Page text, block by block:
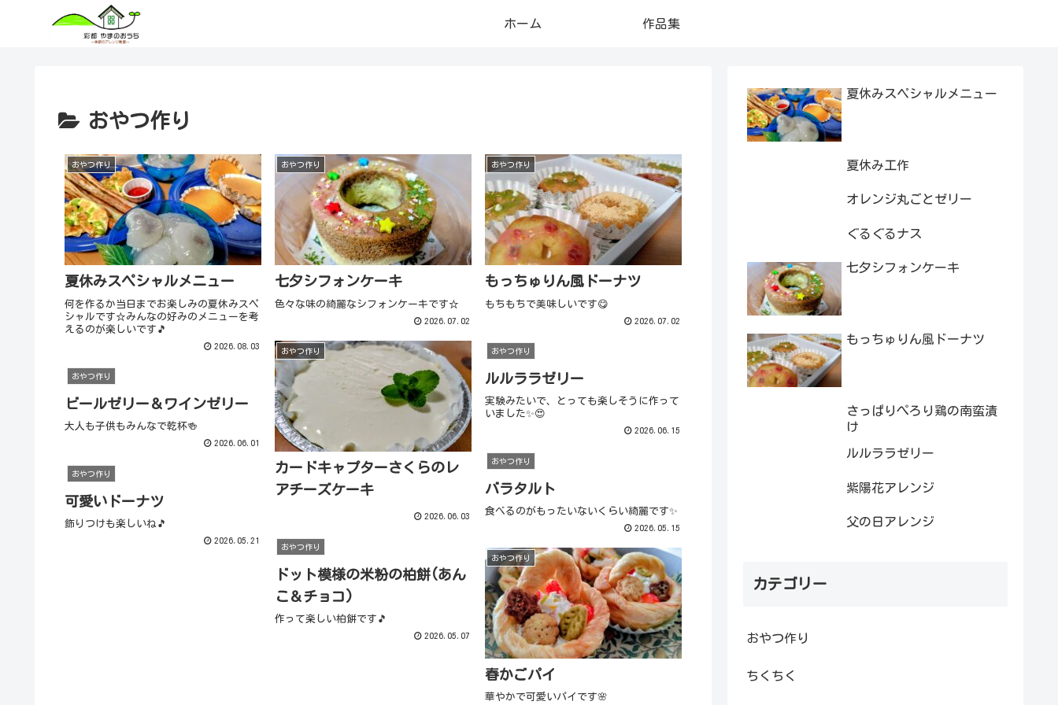
ホーム 作品集
おやつ作り
おやつ作り
夏休みスペシャルメニュー
何を作るか当日までお楽しみの夏休みスペ
シャルです☆みんなの好みのメニューを考
えるのが楽しいです🎵
2026.08.03
おやつ作り
七夕シフォンケーキ
色々な味の綺麗なシフォンケーキです☆
2026.07.02
おやつ作り
もっちゅりん風ドーナツ
もちもちで美味しいです😋
2026.07.02
おやつ作り
カードキャプターさくらのレ
アチーズケーキ
2026.06.03
おやつ作り
ルルララゼリー
実験みたいで、とっても楽しそうに作って
いました✨😍
2026.06.15
おやつ作り
ビールゼリー＆ワインゼリー
大人も子供もみんなで乾杯🍻
2026.06.01
おやつ作り
バラタルト
食べるのがもったいないくらい綺麗です✨
2026.05.15
おやつ作り
可愛いドーナツ
飾りつけも楽しいね🎵
2026.05.21
おやつ作り
ドット模様の米粉の柏餅(あん
こ＆チョコ)
作って楽しい柏餅です🎵
2026.05.07
おやつ作り
春かごパイ
華やかで可愛いパイです🌸
夏休みスペシャルメニュー
夏休み工作
オレンジ丸ごとゼリー
ぐるぐるナス
七夕シフォンケーキ
もっちゅりん風ドーナツ
さっぱりぺろり鶏の南蛮漬
け
ルルララゼリー
紫陽花アレンジ
父の日アレンジ
カテゴリー
おやつ作り
ちくちく